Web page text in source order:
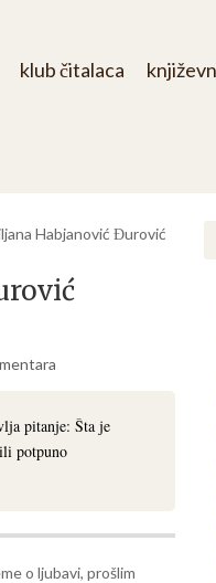
klub čitalaca
Habjanović Đurović
pitanje: Šta je
potpuno
o ljubavi, prošlim